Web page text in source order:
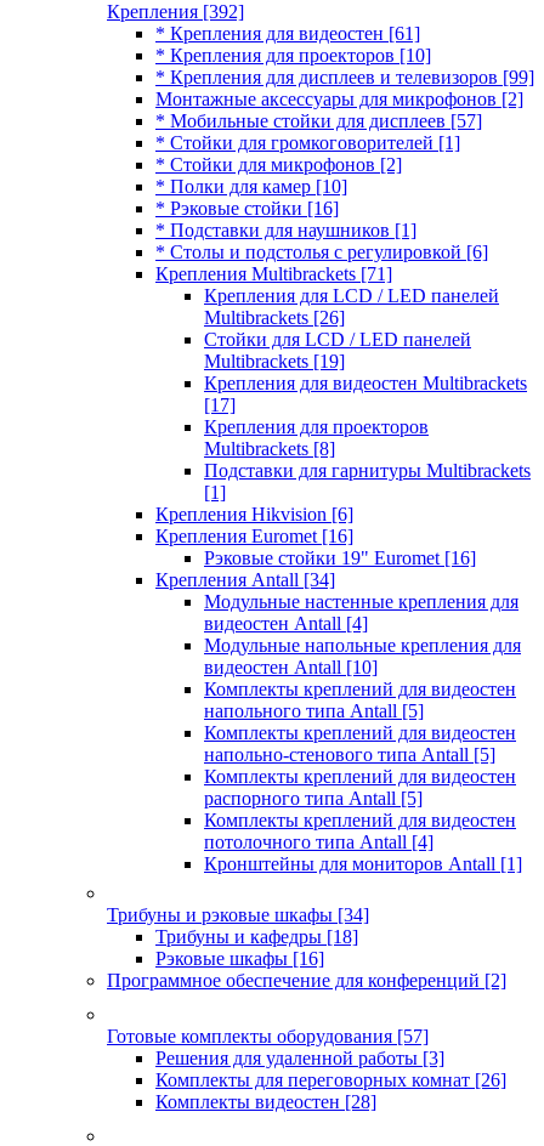
Крепления [392]
* Крепления для видеостен [61]
* Крепления для проекторов [10]
* Крепления для дисплеев и телевизоров [99]
Монтажные аксессуары для микрофонов [2]
* Мобильные стойки для дисплеев [57]
* Стойки для громкоговорителей [1]
* Стойки для микрофонов [2]
* Полки для камер [10]
* Рэковые стойки [16]
* Подставки для наушников [1]
* Столы и подстолья с регулировкой [6]
Крепления Multibrackets [71]
Крепления для LCD / LED панелей
Multibrackets [26]
Стойки для LCD / LED панелей
Multibrackets [19]
Крепления для видеостен Multibrackets
[17]
Крепления для проекторов
Multibrackets [8]
Подставки для гарнитуры Multibrackets
[1]
Крепления Hikvision [6]
Крепления Euromet [16]
Рэковые стойки 19" Euromet [16]
Крепления Antall [34]
Модульные настенные крепления для
видеостен Antall [4]
Модульные напольные крепления для
видеостен Antall [10]
Комплекты креплений для видеостен
напольного типа Antall [5]
Комплекты креплений для видеостен
напольно-стенового типа Antall [5]
Комплекты креплений для видеостен
распорного типа Antall [5]
Комплекты креплений для видеостен
потолочного типа Antall [4]
Кронштейны для мониторов Antall [1]
Трибуны и рэковые шкафы [34]
Трибуны и кафедры [18]
Рэковые шкафы [16]
Программное обеспечение для конференций [2]
Готовые комплекты оборудования [57]
Решения для удаленной работы [3]
Комплекты для переговорных комнат [26]
Комплекты видеостен [28]